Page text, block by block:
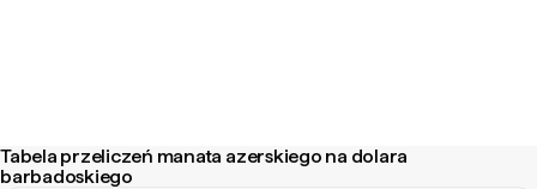
Tabela przeliczeń manata azerskiego na dolara
barbadoskiego